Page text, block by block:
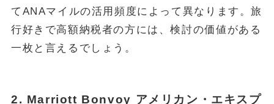
てANAマイルの活用頻度によって異なります。旅
行好きで高額納税者の方には、検討の価値がある
一枚と言えるでしょう。
2. Marriott Bonvoy アメリカン・エキスプ